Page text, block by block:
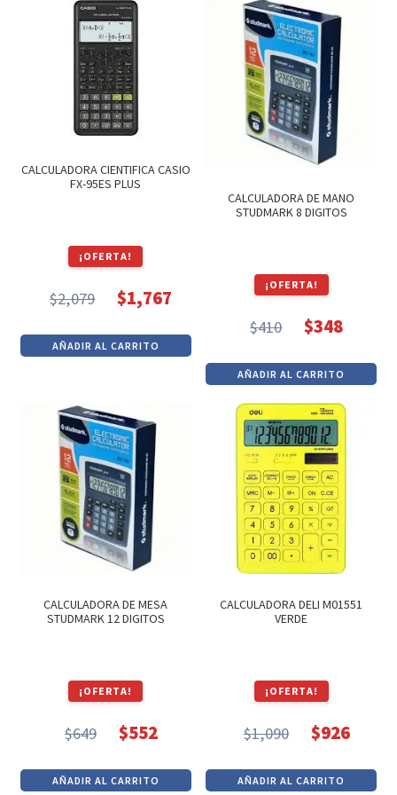
$1,490.
$1,266.
CALCULADORA CIENTIFICA CASIO
FX-95ES PLUS
¡OFERTA!
$2,079
precio
original
$1,767
precio
actual
AÑADIR AL CARRITO
CALCULADORA DE MANO
STUDMARK 8 DIGITOS
¡OFERTA!
$410
precio
original
era:
$410.
$348
precio
actual
es:
$348.
AÑADIR AL CARRITO
CALCULADORA DE MESA
STUDMARK 12 DIGITOS
¡OFERTA!
$649
precio
$552
precio
AÑADIR AL CARRITO
CALCULADORA DELI M01551
VERDE
¡OFERTA!
$1,090
precio
$926
precio
AÑADIR AL CARRITO